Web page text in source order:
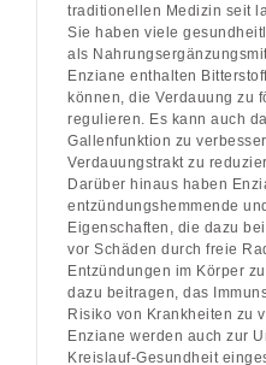
traditionellen Medizin seit
Sie haben viele
als
Enziane enthalten
können, die Verdauung zu
regulieren. Es kann auch
Gallenfunktion zu
Verdauungstrakt zu
Darüber hinaus haben
entzündungshemmende
Eigenschaften, die dazu
vor Schäden durch freie
Entzündungen im Körper
dazu beitragen, das
Risiko von Krankheiten zu
Enziane werden auch zur
Kreislauf-Gesundheit